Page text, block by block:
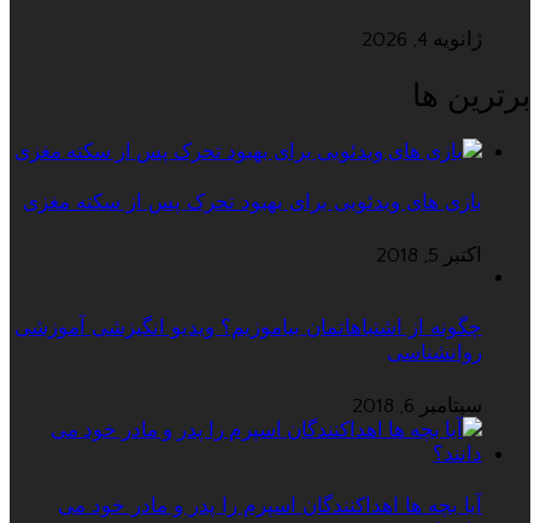
ژانویه 4, 2026
برترین ها
بازی های ویدئویی برای بهبود تحرک پس از سکته مغزی
اکتبر 5, 2018
چگونه از اشتباهاتمان بیاموزیم؟ ویدیو انگیزشی آموزشی
روانشناسی
سپتامبر 6, 2018
آیا بچه ها اهداکنندگان اسپرم را پدر و مادر خود می